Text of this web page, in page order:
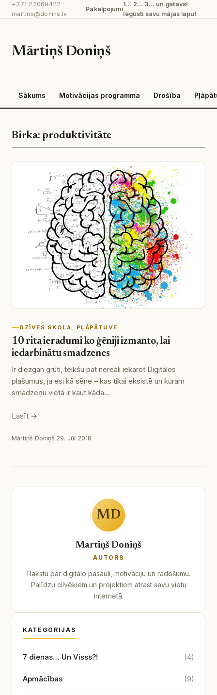
Pāriet+371 22069422 ·
martins@donins.lv
Pakalpojumi
1… 2… 3… un gatavs!
Iegūsti savu mājas lapu!
Mārtiņš Doniņš
Sākums Motivācijas programma Drošība
Birka:produktivitāte
DZĪVES SKOLA PĻĀPĀTUVE
10 rīta ieradumi ko ģēniji izmanto, lai
iedarbinātu smadzenes
Ir diezgan grūti, teikšu pat nereāli iekarot Digitālos
plašumus, ja esi kā sēne – kas tikai eksistē un kuram
smadzeņu vietā ir kaut kāda…
Lasīt →
Mārtiņš Doniņš·29. Jūl 2018
MD
Mārtiņš Doniņš
AUTORS
Rakstu par digitālo pasauli, motivāciju un radošumu.
Palīdzu cilvēkiem un projektiem atrast savu vietu
internetā.
KATEGORIJAS
7 dienas… Un Visss?! (4)
Apmācības (9)